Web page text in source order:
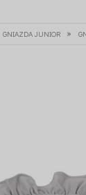
GNIAZDA JUNIOR »